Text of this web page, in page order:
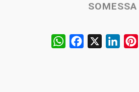
SOMESSA
W